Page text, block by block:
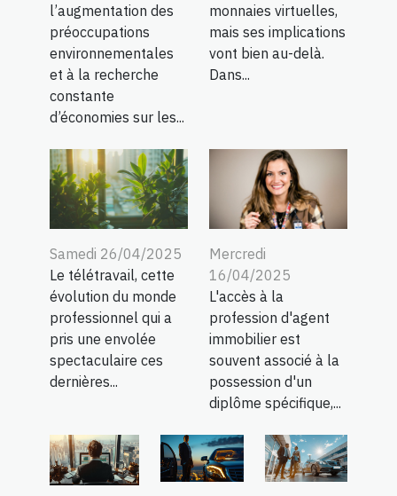
l’augmentation des
préoccupations
environnementales
et à la recherche
constante
d’économies sur les...
monnaies virtuelles,
mais ses implications
vont bien au-delà.
Dans...
Samedi 26/04/2025
Le télétravail, cette
évolution du monde
professionnel qui a
pris une envolée
spectaculaire ces
dernières...
Mercredi
16/04/2025
L'accès à la
profession d'agent
immobilier est
souvent associé à la
possession d'un
diplôme spécifique,...